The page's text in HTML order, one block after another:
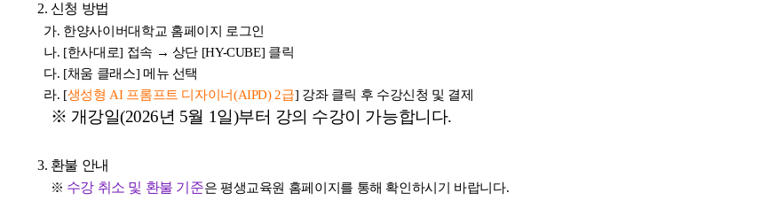
2. 신청 방법
가. 한양사이버대학교 홈페이지 로그인
나. [한사대로] 접속 → 상단 [HY-CUBE] 클릭
다. [채움 클래스] 메뉴 선택
라. [생성형 AI 프롬프트 디자이너(AIPD) 2급] 강좌 클릭 후 수강신청 및 결제
※ 개강일(2026년 5월 1일)부터 강의 수강이 가능합니다.
3. 환불 안내
※ 수강 취소 및 환불 기준은 평생교육원 홈페이지를 통해 확인하시기 바랍니다.